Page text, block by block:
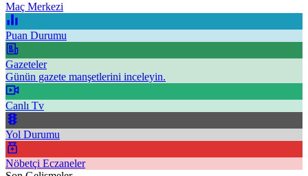
Maç Merkezi
Puan Durumu
Gazeteler
Günün gazete manşetlerini inceleyin.
Canlı Tv
Yol Durumu
Nöbetçi Eczaneler